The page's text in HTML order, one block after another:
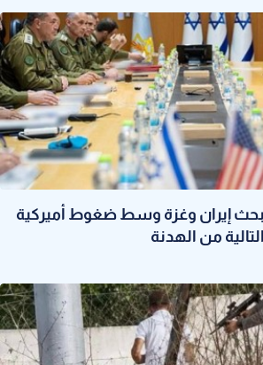
إيران وغزة وسط ضغوط أميركية
من الهدنة